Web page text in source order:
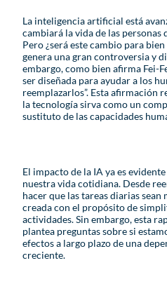
La inteligencia artificial está
cambiará la vida de las personas
Pero ¿será este cambio para
genera una gran controversia y
embargo, como bien afirma Fei-
ser diseñada para ayudar a los
reemplazarlos”. Esta afirmación
la tecnología sirva como un
sustituto de las capacidades
El impacto de la IA ya es
nuestra vida cotidiana. Desde
hacer que las tareas diarias sean
creada con el propósito de
actividades. Sin embargo, esta
plantea preguntas sobre si
efectos a largo plazo de una
creciente.